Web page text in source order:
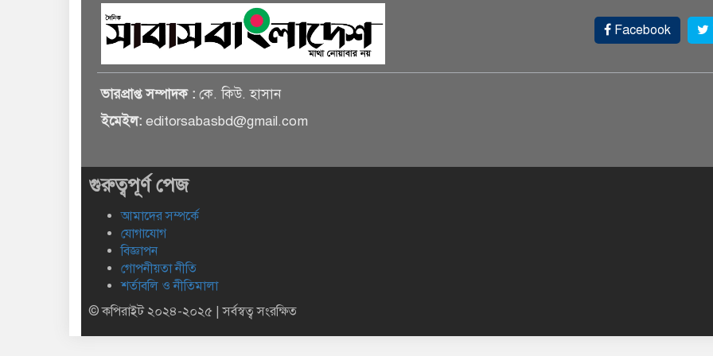
Facebook
ভারপ্রাপ্ত সম্পাদক : কে. কিউ. হাসান
ইমেইল: editorsabasbd@gmail.com
গুরুত্বপূর্ণ পেজ
আমাদের সম্পর্কে
যোগাযোগ
বিজ্ঞাপন
গোপনীয়তা নীতি
শর্তাবলি ও নীতিমালা
© কপিরাইট ২০২৪-২০২৫ | সর্বস্বত্ব সংরক্ষিত